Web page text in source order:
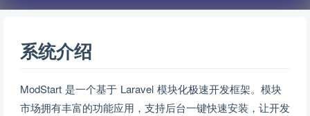
系统介绍
ModStart 是一个基于 Laravel 模块化极速开发框架。模块
市场拥有丰富的功能应用，支持后台一键快速安装，让开发